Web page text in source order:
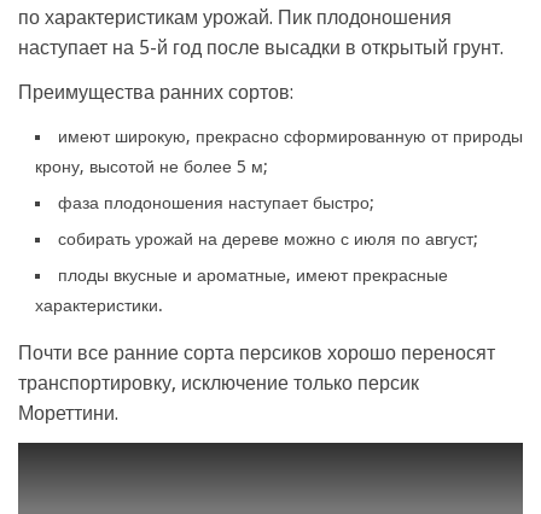
по характеристикам урожай. Пик плодоношения
наступает на 5-й год после высадки в открытый грунт.
Преимущества ранних сортов:
имеют широкую, прекрасно сформированную от природы
крону, высотой не более 5 м;
фаза плодоношения наступает быстро;
собирать урожай на дереве можно с июля по август;
плоды вкусные и ароматные, имеют прекрасные
характеристики.
Почти все ранние сорта персиков хорошо переносят
транспортировку, исключение только персик
Мореттини.